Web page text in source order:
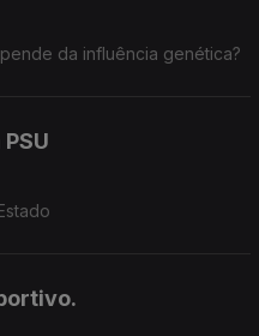
da influência genética?